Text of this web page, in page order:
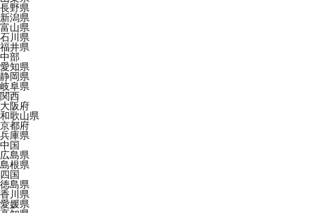
長野県
新潟県
富山県
石川県
福井県
中部
愛知県
静岡県
岐阜県
関西
大阪府
和歌山県
京都府
兵庫県
中国
広島県
島根県
四国
徳島県
香川県
愛媛県